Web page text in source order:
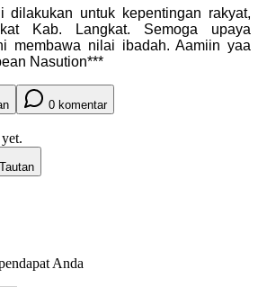
dilakukan untuk kepentingan rakyat,
Kab. Langkat. Semoga upaya
membawa nilai ibadah. Aamiin yaa
Nasution***
0 komentar
Anda